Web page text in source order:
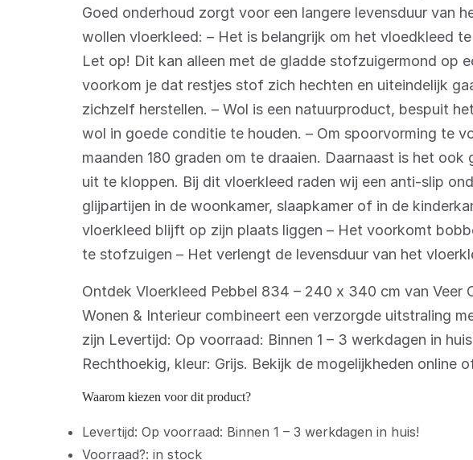
Goed onderhoud zorgt voor een langere levensduur van
wollen vloerkleed: – Het is belangrijk om het vloedkleed
Let op! Dit kan alleen met de gladde stofzuigermond op
voorkom je dat restjes stof zich hechten en uiteindelijk
zichzelf herstellen. – Wol is een natuurproduct, bespuit
wol in goede conditie te houden. – Om spoorvorming te
maanden 180 graden om te draaien. Daarnaast is het
uit te kloppen. Bij dit vloerkleed raden wij een anti-slip
glijpartijen in de woonkamer, slaapkamer of in de
vloerkleed blijft op zijn plaats liggen – Het voorkomt
te stofzuigen – Het verlengt de levensduur van het
Ontdek Vloerkleed Pebbel 834 – 240 x 340 cm van Veer
Wonen & Interieur combineert een verzorgde uitstraling
zijn Levertijd: Op voorraad: Binnen 1 – 3 werkdagen in
Rechthoekig, kleur: Grijs. Bekijk de mogelijkheden
Waarom kiezen voor dit product?
Levertijd: Op voorraad: Binnen 1 – 3 werkdagen in huis!
Voorraad?: in stock